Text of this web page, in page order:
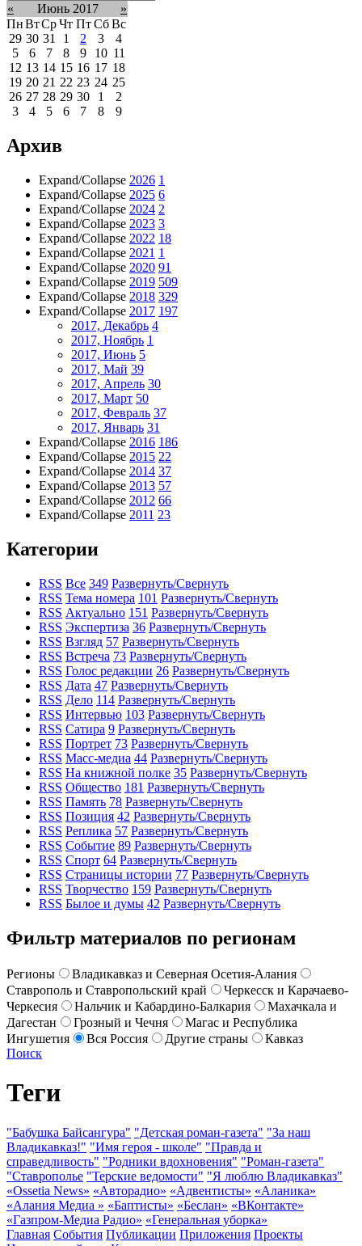
«
Июнь 2017
»
ПнВтСрЧт Пт Сб Вс
29 30 31 1 2 3
4
5
6 7 8 9 10 11
12 13 14 15 16 17 18
19 20 21 22 23 24 25
26 27 28 29 30 1
2
3
4 5 6 7 8 9
Архив
Expand/Collapse 2026 1
Expand/Collapse 2025 6
Expand/Collapse 2024 2
Expand/Collapse 2023 3
Expand/Collapse 2022 18
Expand/Collapse 2021 1
Expand/Collapse 2020 91
Expand/Collapse 2019 509
Expand/Collapse 2018 329
Expand/Collapse 2017 197
2017, Декабрь 4
2017, Ноябрь 1
2017, Июнь 5
2017, Май 39
2017, Апрель 30
2017, Март 50
2017, Февраль 37
2017, Январь 31
Expand/Collapse 2016 186
Expand/Collapse 2015 22
Expand/Collapse 2014 37
Expand/Collapse 2013 57
Expand/Collapse 2012 66
Expand/Collapse 2011 23
Категории
RSS Все 349 Развернуть/Свернуть
RSS Тема номера 101 Развернуть/Свернуть
RSS Актуально 151 Развернуть/Свернуть
RSS Экспертиза 36 Развернуть/Свернуть
RSS Взгляд 57 Развернуть/Свернуть
RSS Встреча 73 Развернуть/Свернуть
RSS Голос редакции 26 Развернуть/Свернуть
RSS Дата 47 Развернуть/Свернуть
RSS Дело 114 Развернуть/Свернуть
RSS Интервью 103 Развернуть/Свернуть
RSS Сатира 9 Развернуть/Свернуть
RSS Портрет 73 Развернуть/Свернуть
RSS Масс-медиа 44 Развернуть/Свернуть
RSS На книжной полке 35 Развернуть/Свернуть
RSS Общество 181 Развернуть/Свернуть
RSS Память 78 Развернуть/Свернуть
RSS Позиция 42 Развернуть/Свернуть
RSS Реплика 57 Развернуть/Свернуть
RSS Событие 89 Развернуть/Свернуть
RSS Спорт 64 Развернуть/Свернуть
RSS Страницы истории 77 Развернуть/Свернуть
RSS Творчество 159 Развернуть/Свернуть
RSS Былое и думы 42 Развернуть/Свернуть
Фильтр материалов по регионам
Регионы
Владикавказ и Северная Осетия-Алания
Ставрополь и Ставропольский край
Черкесск и Карачаево-
Черкесия
Нальчик и Кабардино-Балкария
Махачкала и
Дагестан
Грозный и Чечня
Магас и Республика
Ингушетия
Вся Россия Другие страны
Кавказ
Поиск
Теги
"Бабушка Байсангура" "Детская роман-газета" "За наш
Владикавказ!" "Имя героя - школе" "Правда и
справедливость" "Родники вдохновения" "Роман-газета"
"Ставрополье "Терские ведомости" "Я люблю Владикавказ"
«Ossetia News» «Авторадио» «Адвентисты» «Аланика»
«Алания Медиа » «Баптисты» «Беслан» «ВКонтакте»
«Газпром-Медиа Радио» «Генеральная уборка»
Главная События Публикации Приложения Проекты